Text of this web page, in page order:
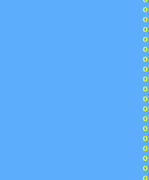
o
o
o
o
o
o
o
o
o
o
o
o
o
o
o
o
o
o